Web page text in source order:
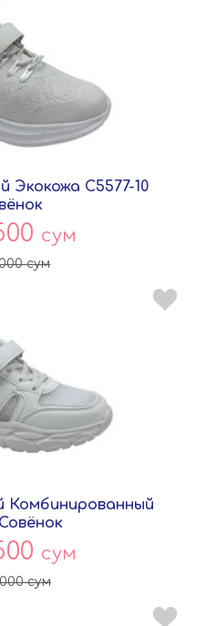
Экокожа C5577-10
сум
сум
Комбинированный
сум
сум